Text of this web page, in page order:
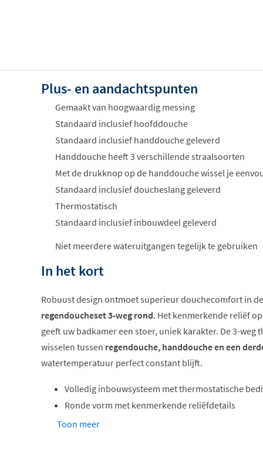
Plus- en aandachtspunten
Gemaakt van hoogwaardig messing
Standaard inclusief hoofddouche
Standaard inclusief handdouche geleverd
Handdouche heeft 3 verschillende straalsoorten
Met de drukknop op de handdouche wissel je
Standaard inclusief doucheslang geleverd
Thermostatisch
Standaard inclusief inbouwdeel geleverd
Niet meerdere wateruitgangen tegelijk te gebruiken
In het kort
Robuust design ontmoet superieur douchecomfort in de
regendoucheset 3-weg rond. Het kenmerkende reliëf
geeft uw badkamer een stoer, uniek karakter. De 3-weg
wisselen tussen regendouche, handdouche en een
watertemperatuur perfect constant blijft.
Volledig inbouwsysteem met thermostatische
Ronde vorm met kenmerkende reliëfdetails
Verschillende formaten hoofddouches beschikbaar
Toon meer